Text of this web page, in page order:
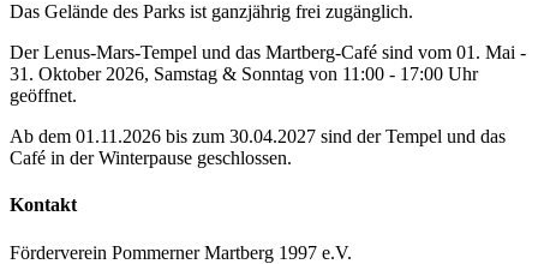
Das Gelände des Parks ist ganzjährig frei zugänglich.
Der Lenus-Mars-Tempel und das Martberg-Café sind vom 01. Mai -
31. Oktober 2026, Samstag & Sonntag von 11:00 - 17:00 Uhr
geöffnet.
Ab dem 01.11.2026 bis zum 30.04.2027 sind der Tempel und das
Café in der Winterpause geschlossen.
Kontakt
Förderverein Pommerner Martberg 1997 e.V.